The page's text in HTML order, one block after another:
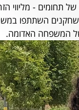
תחומים - מליווי
השתתפו
המשפחה האדומה.